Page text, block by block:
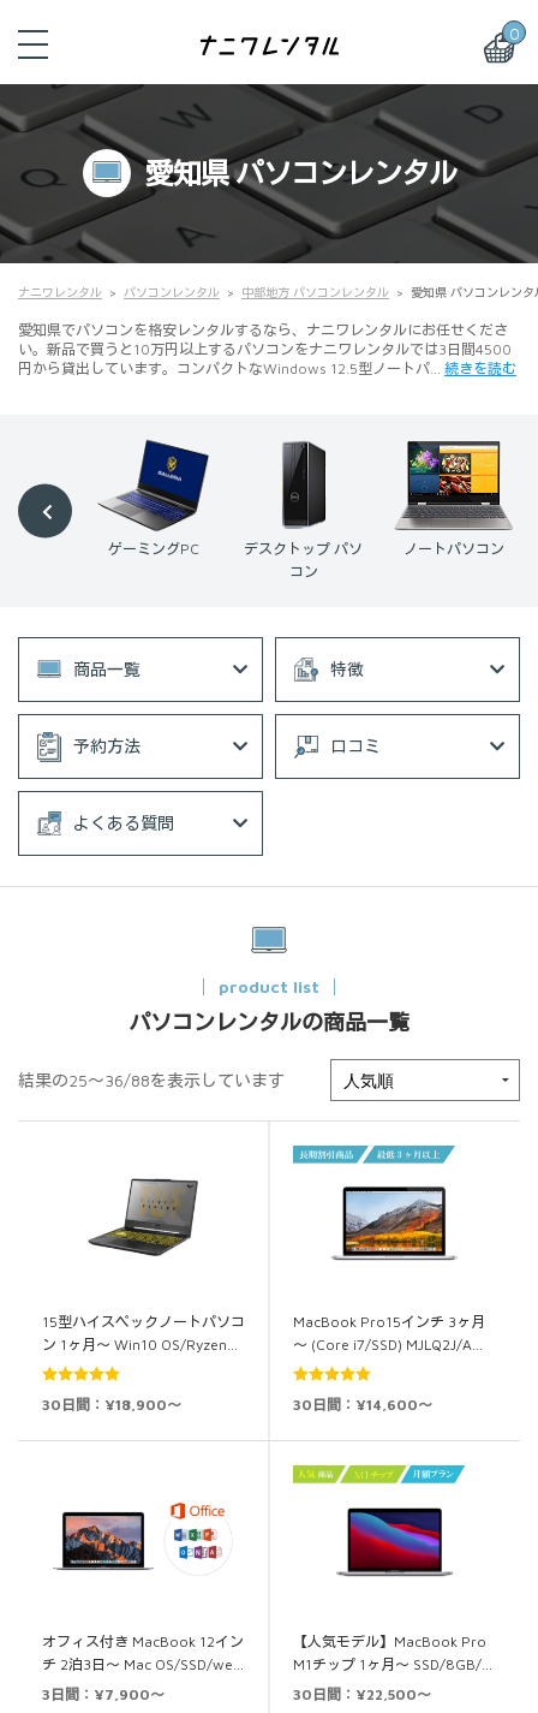
0
愛知県 パソコンレンタル
ナニワレンタル パソコンレンタル 中部地方 パソコンレンタル 愛知県 パソコンレンタ
愛知県でパソコンを格安レンタルするなら、ナニワレンタルにお任せくださ
い。新品で買うと10万円以上するパソコンをナニワレンタルでは3日間4500
円から貸出しています。コンパクトなWindows 12.5型ノートパ… 続きを読む
ゲーミングPC
デスクトップ パソ
コン
ノートパソコン
商品一覧 特徴
予約方法 口コミ
よくある質問
product list
パソコンレンタルの商品一覧
結果の25～36/88を表示しています
15型ハイスペックノートパソコ
ン 1ヶ月～ Win10 OS/Ryzen…
5段階中 5.00
30日間：¥18,900～
MacBook Pro15インチ 3ヶ月
～ (Core i7/SSD) MJLQ2J/A…
5段階中 5.00
30日間：¥14,600～
オフィス付き MacBook 12イン
チ 2泊3日～ Mac OS/SSD/we…
3日間：¥7,900～
【人気モデル】MacBook Pro
M1チップ 1ヶ月～ SSD/8GB/…
30日間：¥22,500～